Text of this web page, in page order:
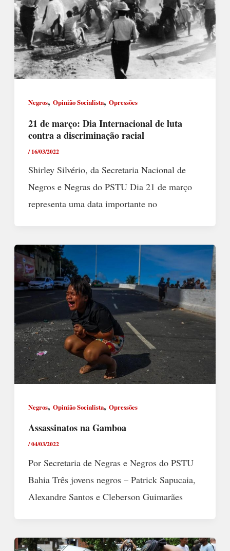
Negros, Opinião Socialista, Opressões
21 de março: Dia Internacional de luta
contra a discriminação racial
/16/03/2022
Shirley Silvério, da Secretaria Nacional de
Negros e Negras do PSTU Dia 21 de março
representa uma data importante no
Negros, Opinião Socialista, Opressões
Assassinatos na Gamboa
/04/03/2022
Por Secretaria de Negras e Negros do PSTU
Bahia Três jovens negros – Patrick Sapucaia,
Alexandre Santos e Cleberson Guimarães